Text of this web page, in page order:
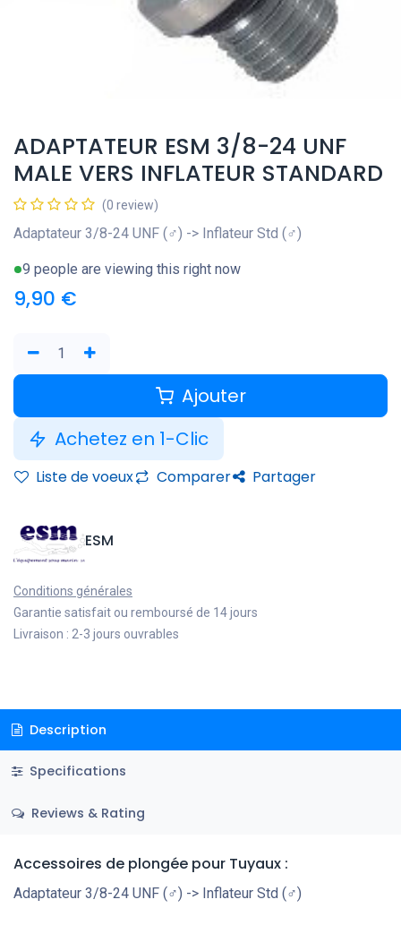
ADAPTATEUR ESM 3/8-24 UNF
MALE VERS INFLATEUR STANDARD
(0 review)
Adaptateur 3/8-24 UNF (♂) -> Inflateur Std (♂)
9 people are viewing this right now
9,90 €
Ajouter
Achetez en 1-Clic
Liste de voeux Comparer Partager
ESM
Conditions générales
Garantie satisfait ou remboursé de 14 jours
Livraison : 2-3 jours ouvrables
Description
Specifications
Reviews & Rating
Accessoires de plongée pour Tuyaux :
Adaptateur 3/8-24 UNF (♂) -> Inflateur Std (♂)